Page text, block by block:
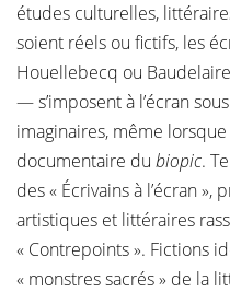
études culturelles,
soient réels ou fictifs, les
Houellebecq ou
— s’imposent à l’écran
imaginaires, même
documentaire du biopic.
des « Écrivains à l’écran
artistiques et littéraires
« Contrepoints ». Fictions
« monstres sacrés » de la